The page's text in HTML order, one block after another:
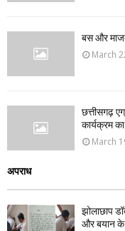
बस और
March
छत्तीसगढ़
कार्यक्रम
March
अपराध
झोलाछाप
और बयान के